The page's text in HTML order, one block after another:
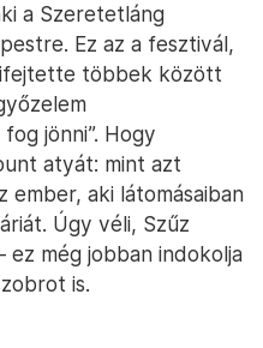
a Szeretetláng
Ez az a fesztivál,
többek között
jönni”. Hogy
atyát: mint azt
aki látomásaiban
Úgy véli, Szűz
ez még jobban indokolja
is.